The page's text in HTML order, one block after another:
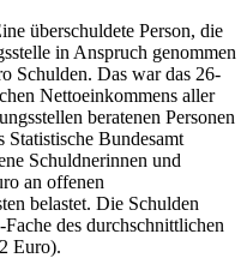
überschuldete Person, die
in Anspruch genommen
Schulden. Das war das 26-
Nettoeinkommens aller
beratenen Personen
Bundesamt
Schuldnerinnen und
an offenen
belastet. Die Schulden
des durchschnittlichen
Euro).